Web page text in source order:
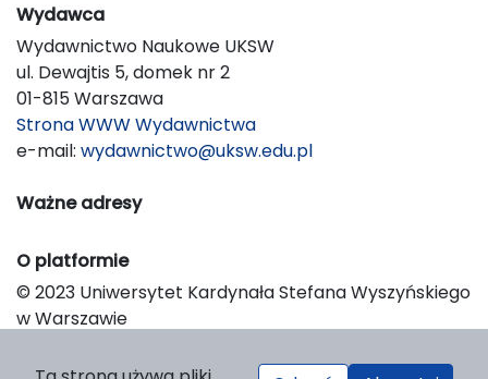
Wydawca
Wydawnictwo Naukowe UKSW
ul. Dewajtis 5, domek nr 2
01-815 Warszawa
Strona WWW Wydawnictwa
e-mail: wydawnictwo@uksw.edu.pl
Ważne adresy
O platformie
© 2023 Uniwersytet Kardynała Stefana Wyszyńskiego
w Warszawie
Platform & Workflow by OJS/PKP